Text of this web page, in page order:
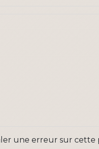
une erreur sur cette